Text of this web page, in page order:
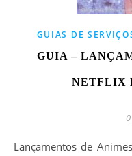
GUIAS DE
GUIA –
NETFLIX
Lançamentos de Animes na Netflix em Janeiro/2025. Um